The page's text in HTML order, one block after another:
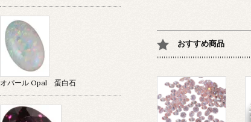
おすすめ商品
オパール Opal 蛋白石